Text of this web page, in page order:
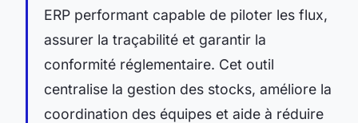
ERP performant capable de piloter les flux,
assurer la traçabilité et garantir la
conformité réglementaire. Cet outil
centralise la gestion des stocks, améliore la
coordination des équipes et aide à réduire